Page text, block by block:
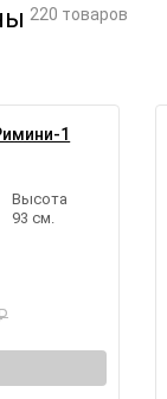
220 товаров
1
Высота
93 см.